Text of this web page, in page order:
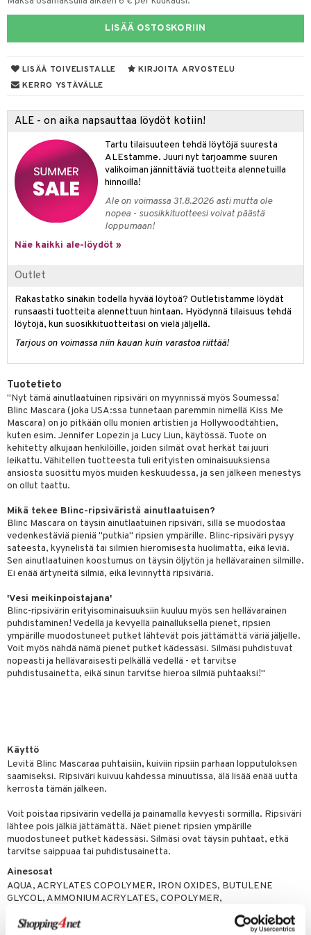
LISÄÄ OSTOSKORIIN
LISÄÄ TOIVELISTALLE
KIRJOITA ARVOSTELU
KERRO YSTÄVÄLLE
ALE - on aika napsauttaa löydöt kotiin!
Tartu tilaisuuteen tehdä löytöjä suuresta
ALEstamme. Juuri nyt tarjoamme suuren
valikoiman jännittäviä tuotteita alennetuilla
hinnoilla!
Ale on voimassa 31.8.2026 asti mutta ole
nopea - suosikkituotteesi voivat päästä
loppumaan!
Näe kaikki ale-löydöt »
Outlet
Rakastatko sinäkin todella hyvää löytöä? Outletistamme löydät
runsaasti tuotteita alennettuun hintaan. Hyödynnä tilaisuus tehdä
löytöjä, kun suosikkituotteitasi on vielä jäljellä.
Tarjous on voimassa niin kauan kuin varastoa riittää!
Tuotetieto
"Nyt tämä ainutlaatuinen ripsiväri on myynnissä myös Soumessa!
Blinc Mascara (joka USA:ssa tunnetaan paremmin nimellä Kiss Me
Mascara) on jo pitkään ollu monien artistien ja Hollywoodtähtien,
kuten esim. Jennifer Lopezin ja Lucy Liun, käytössä. Tuote on
kehitetty alkujaan henkilöille, joiden silmät ovat herkät tai juuri
leikattu. Vähitellen tuotteesta tuli erityisten ominaisuuksiensa
ansiosta suosittu myös muiden keskuudessa, ja sen jälkeen menestys
on ollut taattu.
Mikä tekee Blinc-ripsiväristä ainutlaatuisen?
Blinc Mascara on täysin ainutlaatuinen ripsiväri, sillä se muodostaa
vedenkestäviä pieniä "putkia" ripsien ympärille. Blinc-ripsiväri pysyy
sateesta, kyynelistä tai silmien hieromisesta huolimatta, eikä leviä.
Sen ainutlaatuinen koostumus on täysin öljytön ja hellävarainen silmille.
Ei enää ärtyneitä silmiä, eikä levinnyttä ripsiväriä.
'Vesi meikinpoistajana'
Blinc-ripsivärin erityisominaisuuksiin kuuluu myös sen hellävarainen
puhdistaminen! Vedellä ja kevyellä painalluksella pienet, ripsien
ympärille muodostuneet putket lähtevät pois jättämättä väriä jäljelle.
Voit myös nähdä nämä pienet putket kädessäsi. Silmäsi puhdistuvat
nopeasti ja hellävaraisesti pelkällä vedellä - et tarvitse
puhdistusainetta, eikä sinun tarvitse hieroa silmiä puhtaaksi!"
Käyttö
Levitä Blinc Mascaraa puhtaisiin, kuiviin ripsiin parhaan lopputuloksen
saamiseksi. Ripsiväri kuivuu kahdessa minuutissa, älä lisää enää uutta
kerrosta tämän jälkeen.
Voit poistaa ripsivärin vedellä ja painamalla kevyesti sormilla. Ripsiväri
lähtee pois jälkiä jättämättä. Näet pienet ripsien ympärille
muodostuneet putket kädessäsi. Silmäsi ovat täysin puhtaat, etkä
tarvitse saippuaa tai puhdistusainetta.
Ainesosat
AQUA, ACRYLATES COPOLYMER, IRON OXIDES, BUTULENE
GLYCOL, AMMONIUM ACRYLATES, COPOLYMER,
HYROXIDE, LAURETH-21, CAPRYL GLYCOL, TIDECETH-6
de parfum
de toilette
&
Lapset
Set
tuotteet
hoito
poisto
hoito
& saippuat
tuotteet
& Viikset
shave balm
shave lotion
de cologne
de toilette
tuotteet
3: Kosteutus
Huulten Hoito
Elixir
Happy
Happy For Men
Miehille
& Soujaus
& Ihonpuhdistus
& vastauksia